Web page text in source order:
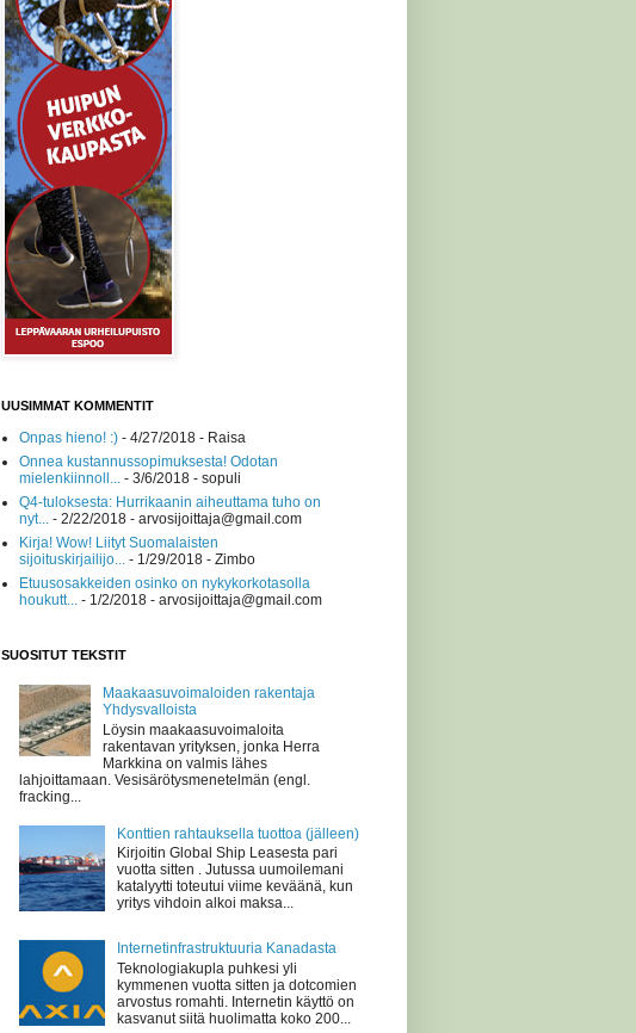
UUSIMMAT KOMMENTIT
Onpas hieno! :) - 4/27/2018 - Raisa
Onnea kustannussopimuksesta! Odotan
mielenkiinnoll... - 3/6/2018 - sopuli
Q4-tuloksesta: Hurrikaanin aiheuttama tuho on
nyt... - 2/22/2018 - arvosijoittaja@gmail.com
Kirja! Wow! Liityt Suomalaisten
sijoituskirjailijo... - 1/29/2018 - Zimbo
Etuusosakkeiden osinko on nykykorkotasolla
houkutt... - 1/2/2018 - arvosijoittaja@gmail.com
SUOSITUT TEKSTIT
Maakaasuvoimaloiden rakentaja
Yhdysvalloista
Löysin maakaasuvoimaloita
rakentavan yrityksen, jonka Herra
Markkina on valmis lähes
lahjoittamaan. Vesisärötysmenetelmän (engl.
fracking...
Konttien rahtauksella tuottoa (jälleen)
Kirjoitin Global Ship Leasesta pari
vuotta sitten . Jutussa uumoilemani
katalyytti toteutui viime keväänä, kun
yritys vihdoin alkoi maksa...
Internetinfrastruktuuria Kanadasta
Teknologiakupla puhkesi yli
kymmenen vuotta sitten ja dotcomien
arvostus romahti. Internetin käyttö on
kasvanut siitä huolimatta koko 200...